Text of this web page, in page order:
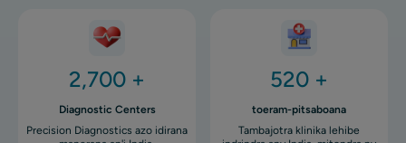
Image
2,700 +
Diagnostic Centers
Precision Diagnostics azo idirana
Image
520 +
toeram-pitsaboana
Tambajotra klinika lehibe